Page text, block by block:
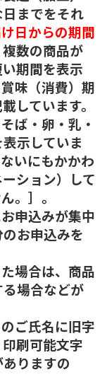
までをそれ
日からの期間
複数の商品が
期間を表示
味（消費）期
しています。
ば・卵・乳・
示していま
いにもかかわ
ション）して
。］。
申込みが集中
お申込みを
場合は、商品
場合などが
ご氏名に旧字
刷可能文字
りますの